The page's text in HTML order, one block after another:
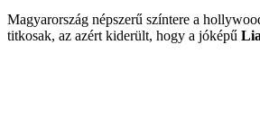
Magyarország népszerű színtere a
titkosak, az azért kiderült, hogy a jóképű